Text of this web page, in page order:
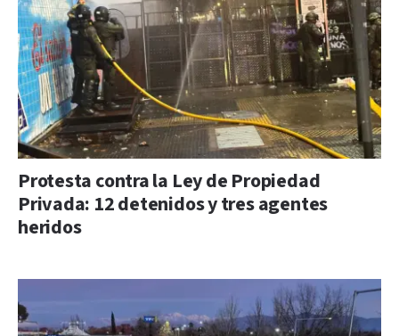
Protesta contra la Ley de Propiedad
Privada: 12 detenidos y tres agentes
heridos